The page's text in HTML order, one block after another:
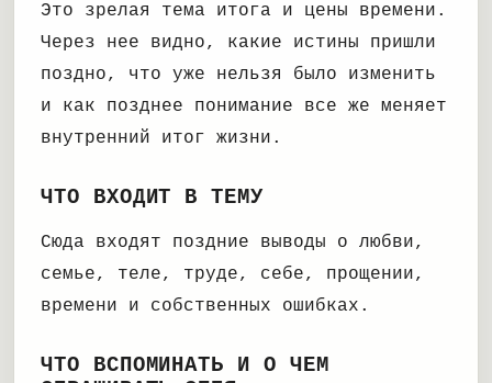
Это зрелая тема итога и цены времени.
Через нее видно, какие истины пришли
поздно, что уже нельзя было изменить
и как позднее понимание все же меняет
внутренний итог жизни.
ЧТО ВХОДИТ В ТЕМУ
Сюда входят поздние выводы о любви,
семье, теле, труде, себе, прощении,
времени и собственных ошибках.
ЧТО ВСПОМИНАТЬ И О ЧЕМ